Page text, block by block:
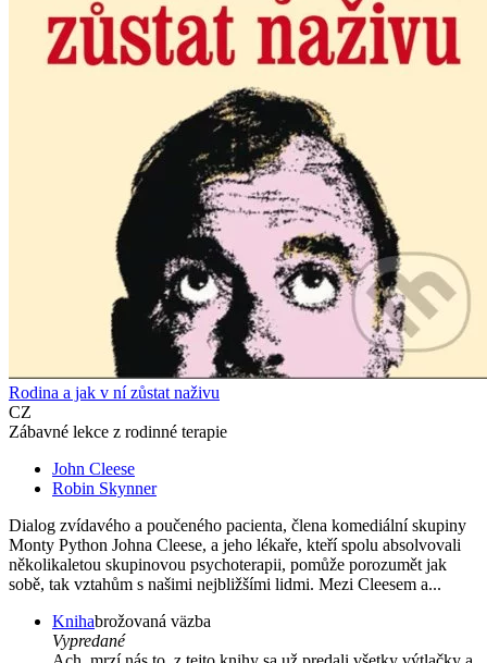
Rodina a jak v ní zůstat naživu
CZ
Zábavné lekce z rodinné terapie
John Cleese
Robin Skynner
Dialog zvídavého a poučeného pacienta, člena komediální skupiny
Monty Python Johna Cleese, a jeho lékaře, kteří spolu absolvovali
několikaletou skupinovou psychoterapii, pomůže porozumět jak
sobě, tak vztahům s našimi nejbližšími lidmi. Mezi Cleesem a...
Knihabrožovaná väzba
Vypredané